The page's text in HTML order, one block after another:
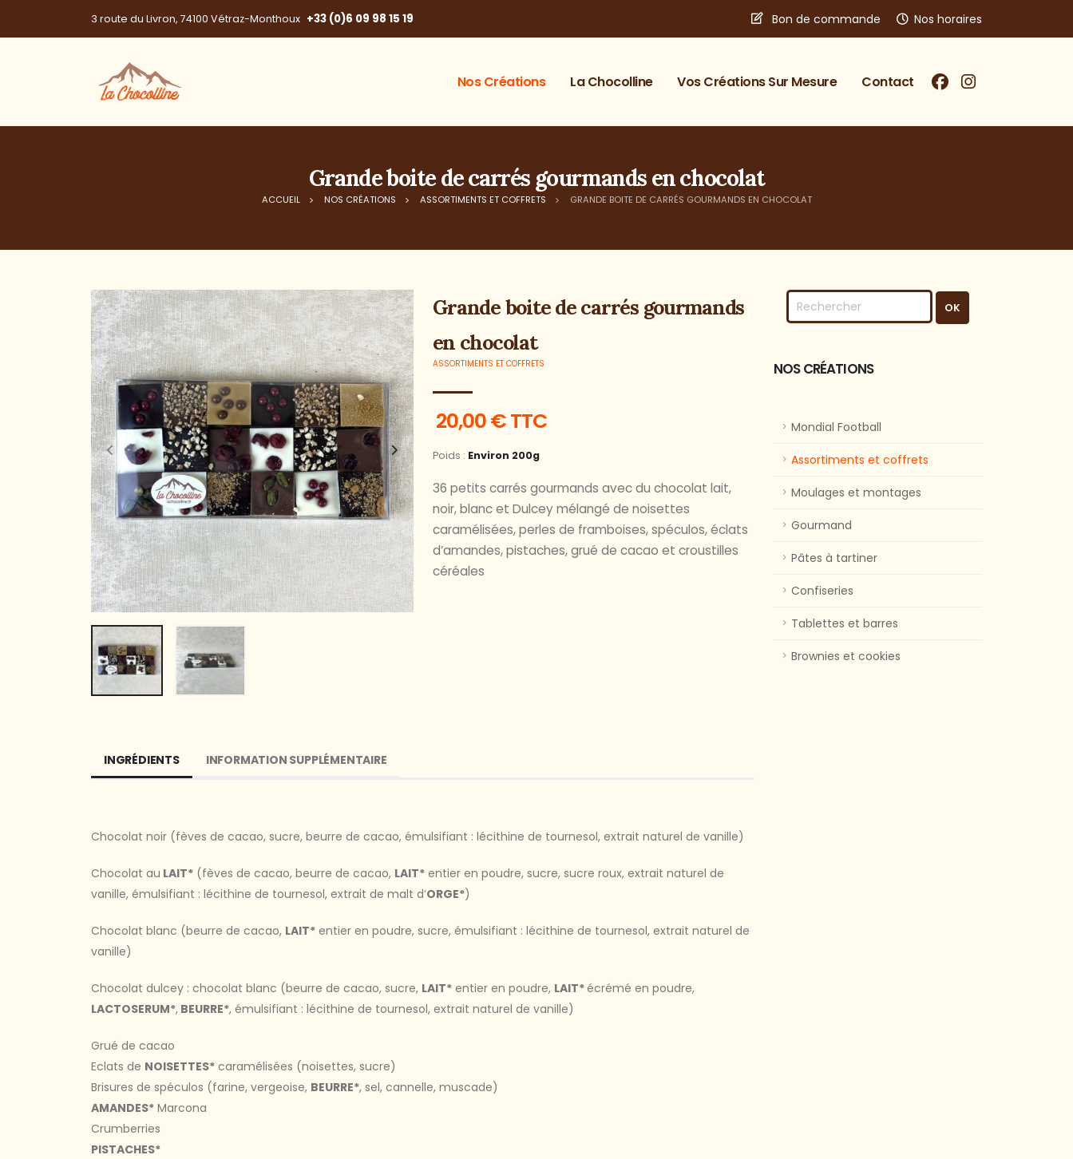
3 route du Livron, 74100 Vétraz-Monthoux +33 (0)6 09 98 15 19 Bon de commande Nos horaires
Nos Créations La Chocolline Vos Créations Sur Mesure Contact
Grande boite de carrés gourmands en chocolat
ACCUEIL NOS CRÉATIONS ASSORTIMENTS ET COFFRETS GRANDE BOITE DE CARRÉS GOURMANDS EN CHOCOLAT
Grande boite de carrés gourmands
en chocolat
ASSORTIMENTS ET COFFRETS
20,00 € TTC
Poids : Environ 200g
36 petits carrés gourmands avec du chocolat lait,
noir, blanc et Dulcey mélangé de noisettes
caramélisées, perles de framboises, spéculos, éclats
d’amandes, pistaches, grué de cacao et croustilles
céréales
INGRÉDIENTS INFORMATION SUPPLÉMENTAIRE
Chocolat noir (fèves de cacao, sucre, beurre de cacao, émulsifiant : lécithine de tournesol, extrait naturel de vanille)
Chocolat au LAIT* (fèves de cacao, beurre de cacao, LAIT* entier en poudre, sucre, sucre roux, extrait naturel de
vanille, émulsifiant : lécithine de tournesol, extrait de malt d‘ORGE*)
Chocolat blanc (beurre de cacao, LAIT* entier en poudre, sucre, émulsifiant : lécithine de tournesol, extrait naturel de
vanille)
Chocolat dulcey : chocolat blanc (beurre de cacao, sucre, LAIT* entier en poudre, LAIT*écrémé en poudre,
LACTOSERUM*, BEURRE*, émulsifiant : lécithine de tournesol, extrait naturel de vanille)
Grué de cacao
Eclats de NOISETTES* caramélisées (noisettes, sucre)
Brisures de spéculos (farine, vergeoise, BEURRE*, sel, cannelle, muscade)
AMANDES* Marcona
Crumberries
PISTACHES*
NOS CRÉATIONS
Mondial Football
Assortiments et coffrets
Moulages et montages
Gourmand
Pâtes à tartiner
Confiseries
Tablettes et barres
Brownies et cookies